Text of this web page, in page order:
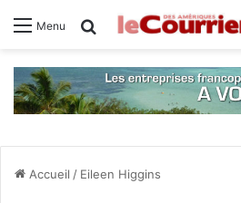
Menu Rechercher
Accueil / Eileen Higgins